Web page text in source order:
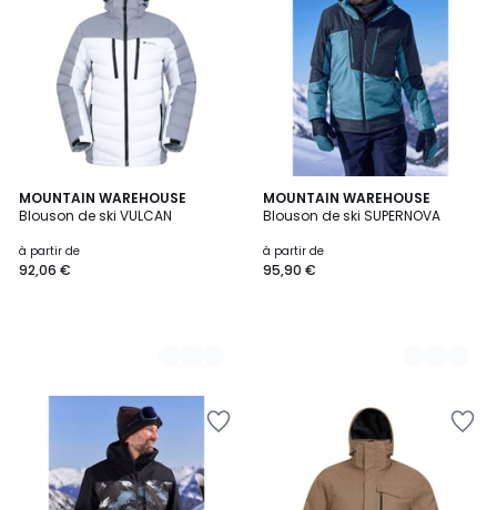
MOUNTAIN WAREHOUSE
Blouson de ski VULCAN
à partir de
92,06 €
2
Couleurs
MOUNTAIN WAREHOUSE
Blouson de ski SUPERNOVA
à partir de
95,90 €
2
Couleurs